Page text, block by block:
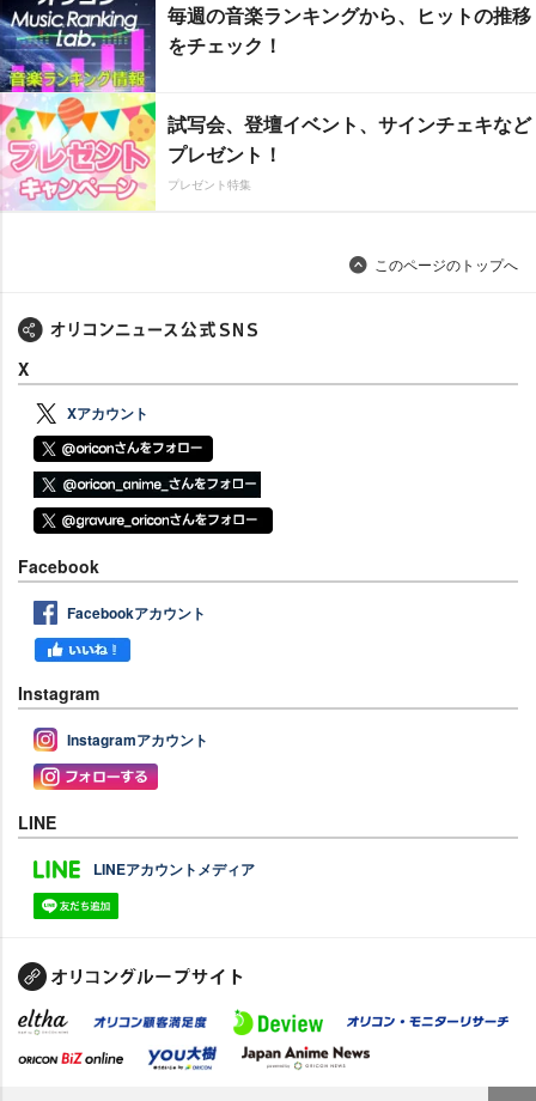
毎週の音楽ランキングから、ヒットの推移
をチェック！
試写会、登壇イベント、サインチェキなど
プレゼント！
プレゼント特集
このページのトップへ
X
Xアカウント
Facebook
Facebookアカウント
Instagram
Instagramアカウント
LINE
LINEアカウントメディア